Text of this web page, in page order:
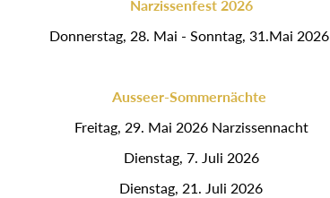
Narzissenfest 2026
Donnerstag, 28. Mai - Sonntag, 31.Mai 2026
Ausseer-Sommernächte
Freitag, 29. Mai 2026 Narzissennacht
Dienstag, 7. Juli 2026
Dienstag, 21. Juli 2026